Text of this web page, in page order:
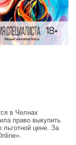
в Челнах
право выкупить
цене. За